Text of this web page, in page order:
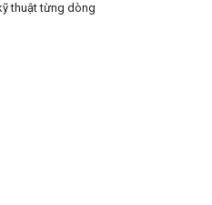
thuật từng dòng